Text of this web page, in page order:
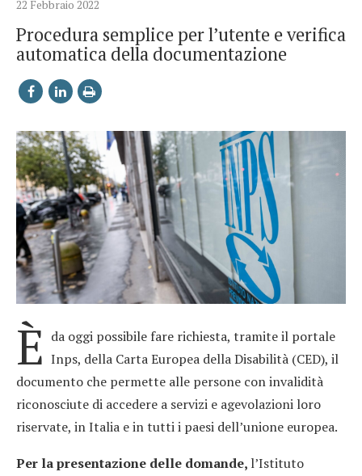
22 Febbraio 2022
Procedura semplice per l’utente e verifica
automatica della documentazione
È da oggi possibile fare richiesta, tramite il portale
Inps, della Carta Europea della Disabilità (CED), il
documento che permette alle persone con invalidità
riconosciute di accedere a servizi e agevolazioni loro
riservate, in Italia e in tutti i paesi dell’unione europea.
Per la presentazione delle domande, l’Istituto